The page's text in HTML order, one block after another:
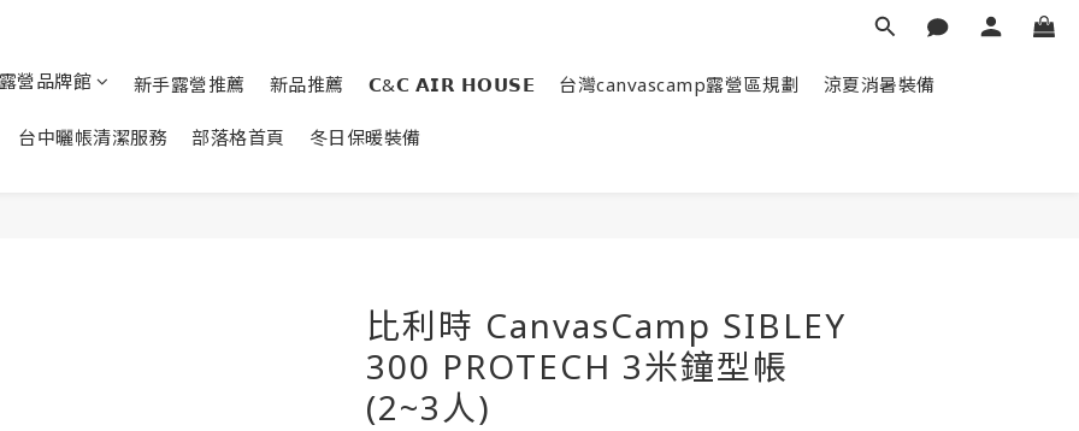
營品牌館 新手露營推薦 新品推薦 𝗖&𝗖 𝗔𝗜𝗥 𝗛𝗢𝗨𝗦𝗘 台灣canvascamp露營區規劃 涼夏消暑裝備
台中曬帳清潔服務 部落格首頁 冬日保暖裝備
比利時 CanvasCamp SIBLEY
300 PROTECH 3米鐘型帳
(2~3人)